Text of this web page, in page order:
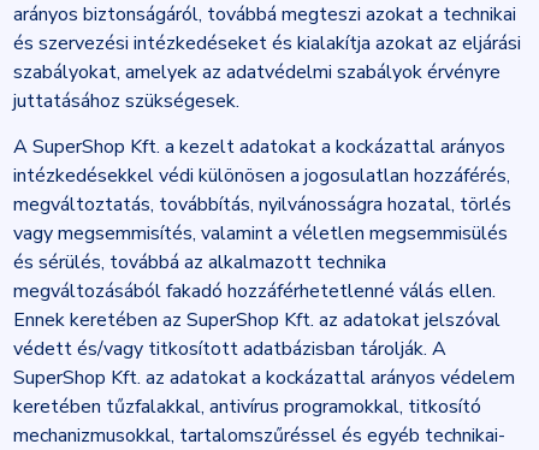
arányos biztonságáról, továbbá megteszi azokat a technikai
és szervezési intézkedéseket és kialakítja azokat az eljárási
szabályokat, amelyek az adatvédelmi szabályok érvényre
juttatásához szükségesek.
A SuperShop Kft. a kezelt adatokat a kockázattal arányos
intézkedésekkel védi különösen a jogosulatlan hozzáférés,
megváltoztatás, továbbítás, nyilvánosságra hozatal, törlés
vagy megsemmisítés, valamint a véletlen megsemmisülés
és sérülés, továbbá az alkalmazott technika
megváltozásából fakadó hozzáférhetetlenné válás ellen.
Ennek keretében az SuperShop Kft. az adatokat jelszóval
védett és/vagy titkosított adatbázisban tárolják. A
SuperShop Kft. az adatokat a kockázattal arányos védelem
keretében tűzfalakkal, antivírus programokkal, titkosító
mechanizmusokkal, tartalomszűréssel és egyéb technikai-